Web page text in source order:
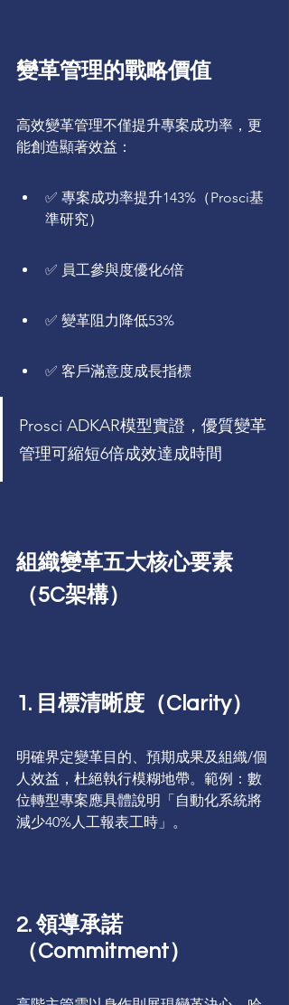
變革管理的戰略價值
高效變革管理不僅提升專案成功率，更
能創造顯著效益：
✅ 專案成功率提升143%（Prosci基
準研究）
✅ 員工參與度優化6倍
✅ 變革阻力降低53%
✅ 客戶滿意度成長指標
Prosci ADKAR模型實證，優質變革
管理可縮短6倍成效達成時間
組織變革五大核心要素
（5C架構）
1. 目標清晰度（Clarity）
明確界定變革目的、預期成果及組織/個
人效益，杜絕執行模糊地帶。範例：數
位轉型專案應具體說明「自動化系統將
減少40%人工報表工時」。
2. 領導承諾
（Commitment）